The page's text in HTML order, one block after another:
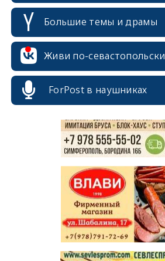
Большие темы и драмы
Живи по-севастопольски
ForPost в наушниках